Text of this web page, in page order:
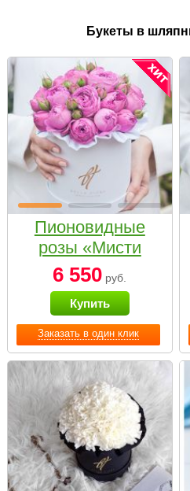
Букеты в
Заказать в один клик
Пионовидные
розы «Мисти
бабблс» в белой
коробке Small
6 550 руб.
Купить